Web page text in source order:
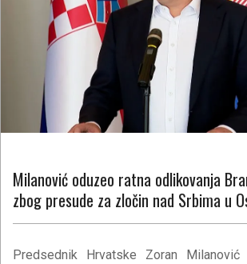
Milanović oduzeo ratna odlikovanja
zbog presude za zločin nad Srbima u
Predsednik Hrvatske Zoran